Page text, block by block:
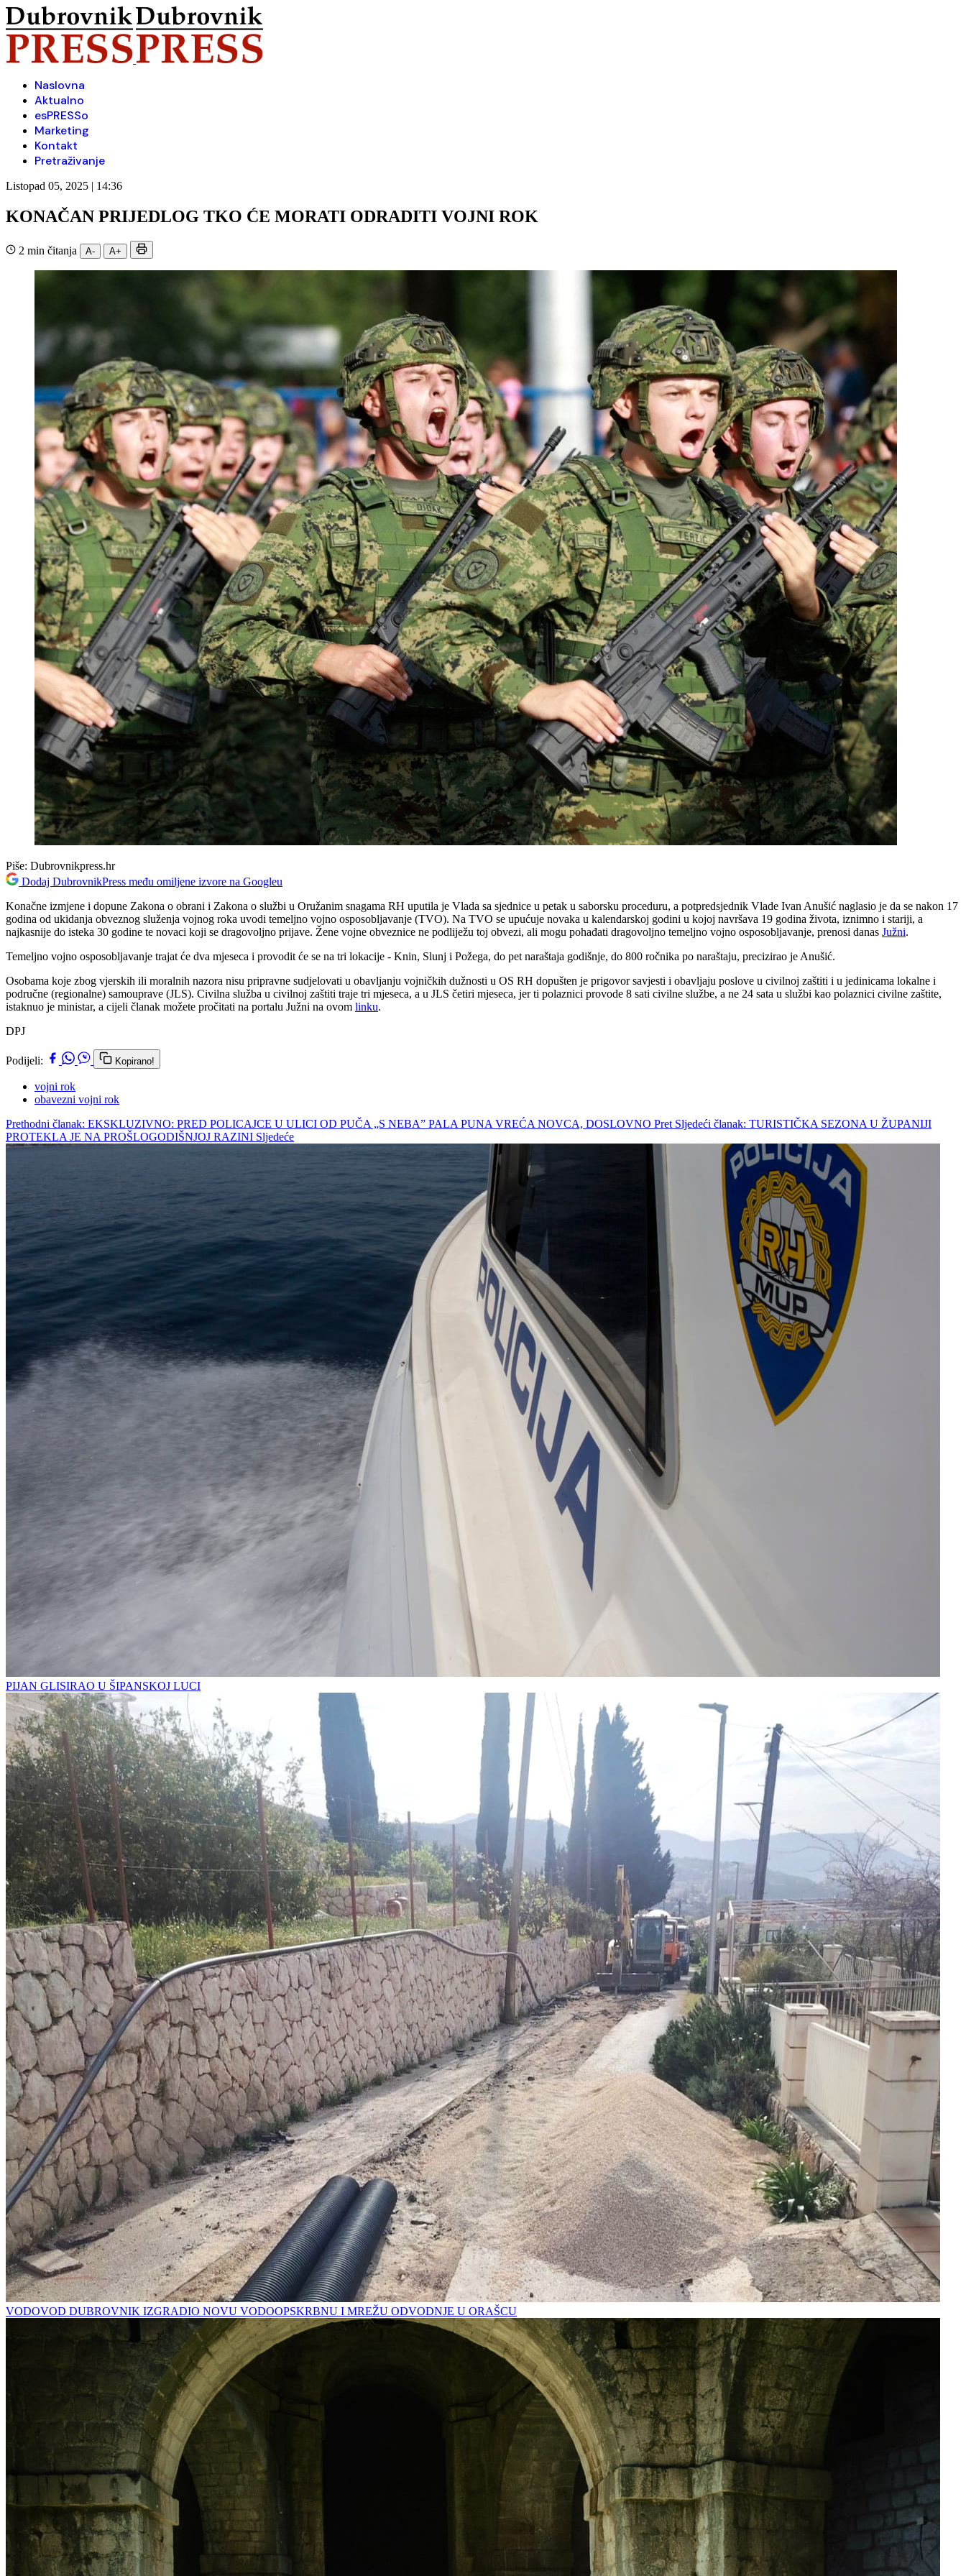
Naslovna
Aktualno
esPRESSo
Marketing
Kontakt
Pretraživanje
Listopad 05, 2025 | 14:36
KONAČAN PRIJEDLOG TKO ĆE MORATI ODRADITI VOJNI ROK
2 min čitanja A- A+
Piše: Dubrovnikpress.hr
Dodaj DubrovnikPress među omiljene izvore na Googleu
Konačne izmjene i dopune Zakona o obrani i Zakona o službi u Oružanim snagama RH uputila je Vlada sa sjednice u petak u saborsku proceduru, a potpredsjednik Vlade Ivan Anušić naglasio je da se nakon 17
godina od ukidanja obveznog služenja vojnog roka uvodi temeljno vojno osposobljavanje (TVO). Na TVO se upućuje novaka u kalendarskoj godini u kojoj navršava 19 godina života, iznimno i stariji, a
najkasnije do isteka 30 godine te novaci koji se dragovoljno prijave. Žene vojne obveznice ne podliježu toj obvezi, ali mogu pohađati dragovoljno temeljno vojno osposobljavanje, prenosi danas Južni.
Temeljno vojno osposobljavanje trajat će dva mjeseca i provodit će se na tri lokacije - Knin, Slunj i Požega, do pet naraštaja godišnje, do 800 ročnika po naraštaju, precizirao je Anušić.
Osobama koje zbog vjerskih ili moralnih nazora nisu pripravne sudjelovati u obavljanju vojničkih dužnosti u OS RH dopušten je prigovor savjesti i obavljaju poslove u civilnoj zaštiti i u jedinicama lokalne i
područne (regionalne) samouprave (JLS). Civilna služba u civilnoj zaštiti traje tri mjeseca, a u JLS četiri mjeseca, jer ti polaznici provode 8 sati civilne službe, a ne 24 sata u službi kao polaznici civilne zaštite,
istaknuo je ministar, a cijeli članak možete pročitati na portalu Južni na ovom linku.
DPJ
Podijeli: Kopirano!
vojni rok
obavezni vojni rok
Prethodni članak: EKSKLUZIVNO: PRED POLICAJCE U ULICI OD PUČA „S NEBA” PALA PUNA VREĆA NOVCA, DOSLOVNO Pret Sljedeći članak: TURISTIČKA SEZONA U ŽUPANIJI
PROTEKLA JE NA PROŠLOGODIŠNJOJ RAZINI Sljedeće
PIJAN GLISIRAO U ŠIPANSKOJ LUCI
VODOVOD DUBROVNIK IZGRADIO NOVU VODOOPSKRBNU I MREŽU ODVODNJE U ORAŠCU